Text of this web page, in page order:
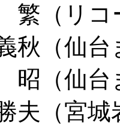
リコー
（仙台
仙台
（宮城